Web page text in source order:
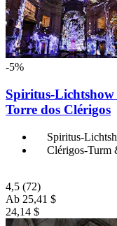
-5%
Spiritus-
Torre dos Clérigos
Spiritus-
Clérigos-Turm
4,5 (72)
Ab 25,41 $
24,14 $